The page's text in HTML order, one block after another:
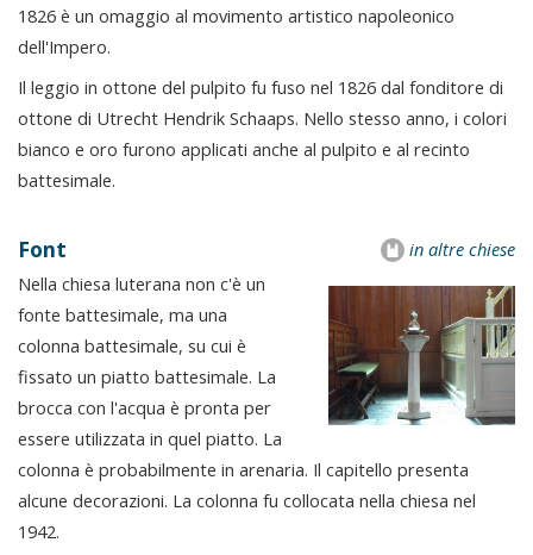
1826 è un omaggio al movimento artistico napoleonico
dell'Impero.
Il leggio in ottone del pulpito fu fuso nel 1826 dal fonditore di
ottone di Utrecht Hendrik Schaaps. Nello stesso anno, i colori
bianco e oro furono applicati anche al pulpito e al recinto
battesimale.
in altre chiese
Font
Nella chiesa luterana non c'è un
fonte battesimale, ma una
colonna battesimale, su cui è
fissato un piatto battesimale. La
brocca con l'acqua è pronta per
essere utilizzata in quel piatto. La
colonna è probabilmente in arenaria. Il capitello presenta
alcune decorazioni. La colonna fu collocata nella chiesa nel
1942.